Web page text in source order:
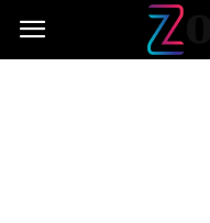
Zouza.pl